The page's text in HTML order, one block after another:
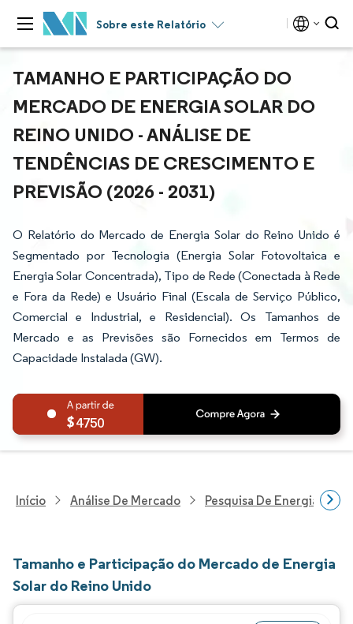
Sobre este Relatório
TAMANHO E PARTICIPAÇÃO DO
MERCADO DE ENERGIA SOLAR DO
REINO UNIDO - ANÁLISE DE
TENDÊNCIAS DE CRESCIMENTO E
PREVISÃO (2026 - 2031)
O Relatório do Mercado de Energia Solar do Reino Unido é
Segmentado por Tecnologia (Energia Solar Fotovoltaica e
Energia Solar Concentrada), Tipo de Rede (Conectada à Rede
e Fora da Rede) e Usuário Final (Escala de Serviço Público,
Comercial e Industrial, e Residencial). Os Tamanhos de
Mercado e as Previsões são Fornecidos em Termos de
Capacidade Instalada (GW).
4750
Início Análise De Mercado Pesquisa De Energia E
Tamanho e Participação do Mercado de Energia
Solar do Reino Unido